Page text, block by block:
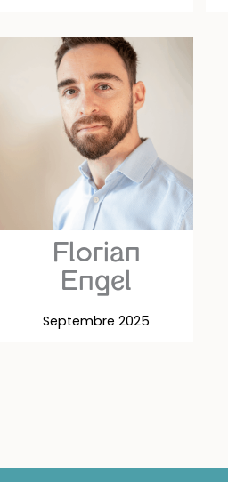
Florian
Engel
Septembre 2025